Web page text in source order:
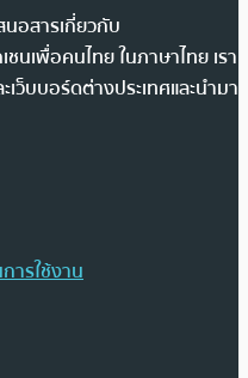
อสารเกี่ยวกับ
นเพื่อคนไทย ในภาษาไทย เรา
ว็บบอร์ดต่างประเทศและนำมา
ารใช้งาน